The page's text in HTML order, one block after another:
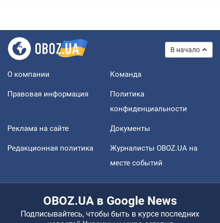
В начало
О компании Команда
Правовая информация
Политика
конфиденциальности
Реклама на сайте Документы
Редакционная политика
Журналисты OBOZ.UA на
месте событий
OBOZ.UA в Google News
Подписывайтесь, чтобы быть в курсе последних